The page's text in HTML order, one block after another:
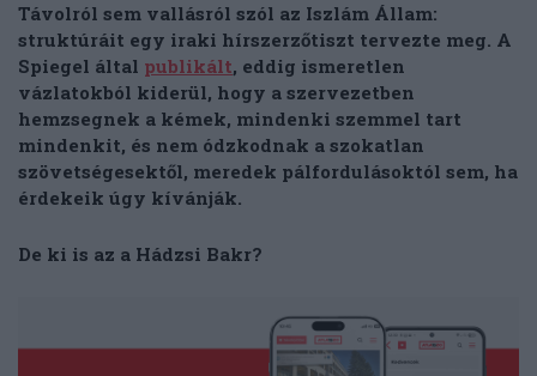
Távolról sem vallásról szól az Iszlám Állam:
struktúráit egy iraki hírszerzőtiszt tervezte meg. A
Spiegel által publikált, eddig ismeretlen
vázlatokból kiderül, hogy a szervezetben
hemzsegnek a kémek, mindenki szemmel tart
mindenkit, és nem ódzkodnak a szokatlan
szövetségesektől, meredek pálfordulásoktól sem, ha
érdekeik úgy kívánják.
De ki is az a Hádzsi Bakr?